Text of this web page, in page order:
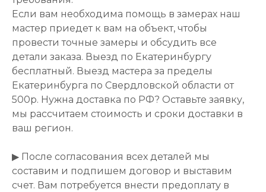
Если вам необходима помощь в замерах наш
мастер приедет к вам на объект, чтобы
провести точные замеры и обсудить все
детали заказа. Выезд по Екатеринбургу
бесплатный. Выезд мастера за пределы
Екатеринбурга по Свердловской области от
500р. Нужна доставка по РФ? Оставьте заявку,
мы рассчитаем стоимость и сроки доставки в
ваш регион.
▶ После согласования всех деталей мы
составим и подпишем договор и выставим
счет. Вам потребуется внести предоплату в